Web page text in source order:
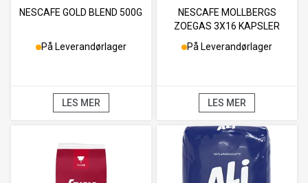
NESCAFE GOLD BLEND 500G
På Leverandørlager
LES MER
NESCAFE MOLLBERGS
ZOEGAS 3X16 KAPSLER
DOLCE GUSTO
På Leverandørlager
LES MER